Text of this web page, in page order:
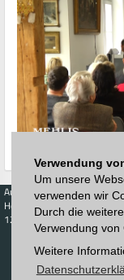
Verwendung
Um unsere
verwenden wir
Durch die
Verwendung von
Weitere
Auktionen
Höchstzuschläge
123. Auktion
Zeitplan
Katalog
Kaufen